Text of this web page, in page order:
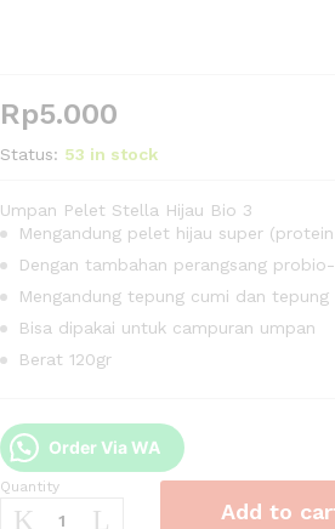
Rp5.000
Status: 53 in stock
Umpan Pelet Stella Hijau Bio 3
Mengandung pelet hijau super
Dengan tambahan perangsang
Mengandung tepung cumi dan tepung
Bisa dipakai untuk campuran umpan
Berat 120gr
Order Via WA
Umpan
Pelet
Quantity
Add to